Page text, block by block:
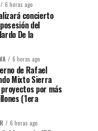
6 horas ago
concierto
del
De la
6 horas ago
de Rafael
Mixto Sierra
por más
(1era
6 horas ago